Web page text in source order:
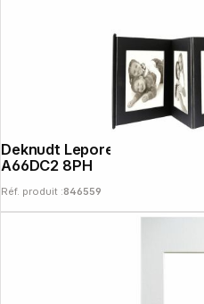
Deknudt Leporello noir 8x13x18 simili cuir 8 photos
A66DC2 8PH
Réf. produit :846559